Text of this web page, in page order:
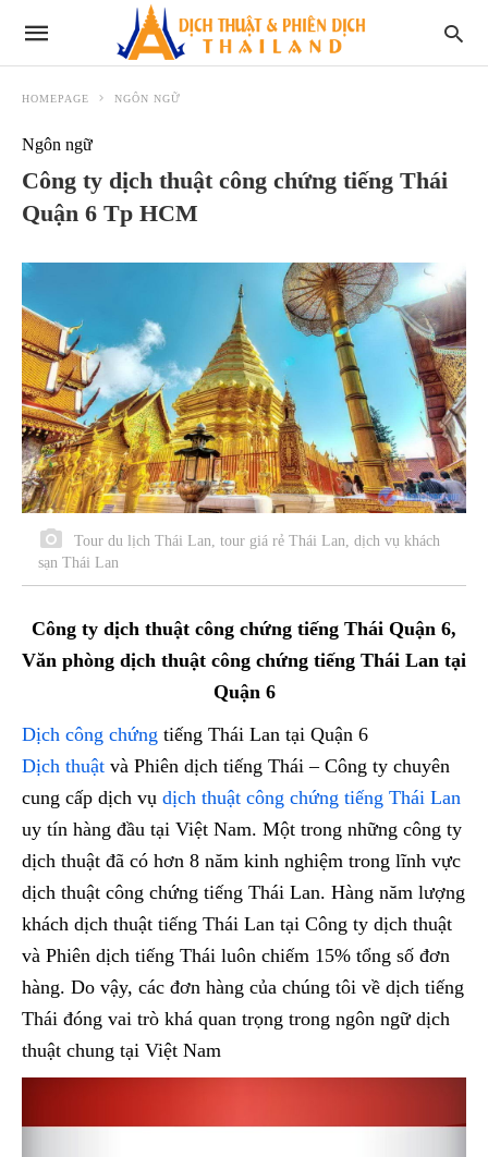
HOMEPAGE NGÔN NGỮ
Ngôn ngữ
Công ty dịch thuật công chứng tiếng Thái
Quận 6 Tp HCM
Tour du lịch Thái Lan, tour giá rẻ Thái Lan, dịch vụ khách
sạn Thái Lan
Công ty dịch thuật công chứng tiếng Thái Quận 6,
Văn phòng dịch thuật công chứng tiếng Thái Lan tại
Quận 6
Dịch công chứng tiếng Thái Lan tại Quận 6
Dịch thuật và Phiên dịch tiếng Thái – Công ty chuyên
cung cấp dịch vụ dịch thuật công chứng tiếng Thái Lan
uy tín hàng đầu tại Việt Nam. Một trong những công ty
dịch thuật đã có hơn 8 năm kinh nghiệm trong lĩnh vực
dịch thuật công chứng tiếng Thái Lan. Hàng năm lượng
khách dịch thuật tiếng Thái Lan tại Công ty dịch thuật
và Phiên dịch tiếng Thái luôn chiếm 15% tổng số đơn
hàng. Do vậy, các đơn hàng của chúng tôi về dịch tiếng
Thái đóng vai trò khá quan trọng trong ngôn ngữ dịch
thuật chung tại Việt Nam